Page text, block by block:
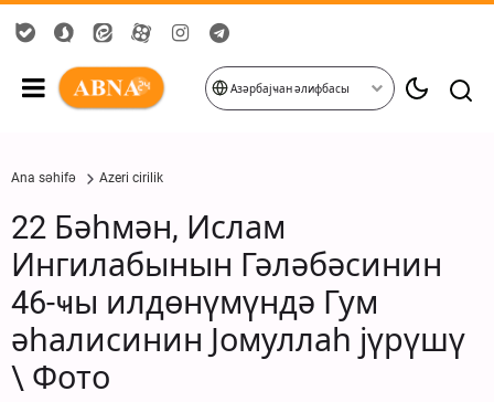
Азәрбајҹан әлифбасы
Ana səhifə Azeri cirilik
22 Бәһмән, Ислам
Ингилабынын Гәләбәсинин
46-ҹы илдөнүмүндә Гум
әһалисинин Јомуллаһ јүрүшү
\ Фото